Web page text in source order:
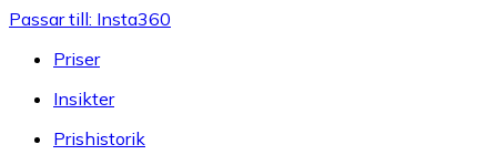
Passar till: Insta360
Priser
Insikter
Prishistorik